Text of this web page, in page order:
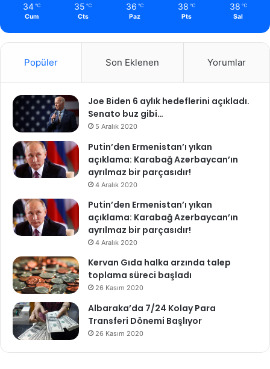
34 ℃
Cum
35 ℃
Cts
36 ℃
Paz
38 ℃
Pts
38 ℃
Sal
Popüler Son Eklenen Yorumlar
Joe Biden 6 aylık hedeflerini açıkladı.
Senato buz gibi…
5 Aralık 2020
Putin’den Ermenistan’ı yıkan
açıklama: Karabağ Azerbaycan’ın
ayrılmaz bir parçasıdır!
4 Aralık 2020
Putin’den Ermenistan’ı yıkan
açıklama: Karabağ Azerbaycan’ın
ayrılmaz bir parçasıdır!
4 Aralık 2020
Kervan Gıda halka arzında talep
toplama süreci başladı
26 Kasım 2020
Albaraka’da 7/24 Kolay Para
Transferi Dönemi Başlıyor
26 Kasım 2020